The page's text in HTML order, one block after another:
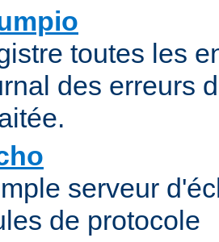
toutes les
des erreurs
serveur
de protocole